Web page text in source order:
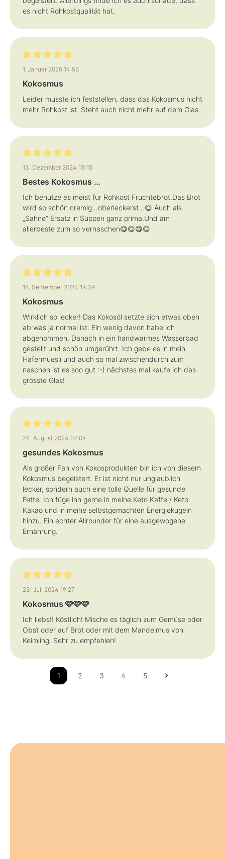
es nicht Rohkostqualität hat.
Bewertung mit 5 von 5 Sternen
1. Januar 2025 14:58
Kokosmus
Leider musste ich feststellen, dass das Kokosmus nicht
mehr Rohkost ist. Steht auch nicht mehr auf dem Glas..
Bewertung mit 5 von 5 Sternen
13. Dezember 2024 13:15
Bestes Kokosmus …
Ich benutze es meist für Rohkost Früchtebrot.Das Brot
wird so schön cremig…oberleckerst…😋 Auch als
„Sahne“ Ersatz in Suppen ganz prima.Und am
allerbeste zum so vernaschen😋😋😋😋
Bewertung mit 5 von 5 Sternen
18. September 2024 19:39
Kokosmus
Wirklich so lecker! Das Kokosöl setzte sich etwas oben
ab was ja normal ist. Ein wenig davon habe ich
abgenommen. Danach in ein handwarmes Wasserbad
gestellt und schön umgerührt. Ich gebe es in mein
Hafermüesli und auch so mal zwischendurch zum
naschen ist es soo gut :-) nächstes mal kaufe ich das
grösste Glas!
Bewertung mit 5 von 5 Sternen
24. August 2024 07:09
gesundes Kokosmus
Als großer Fan von Kokosprodukten bin ich von diesem
Kokosmus begeistert. Er ist nicht nur unglaublich
lecker, sondern auch eine tolle Quelle für gesunde
Fette. Ich füge ihn gerne in meine Keto Kaffe / Keto
Kakao und in meine selbstgemachten Energiekugeln
hinzu. Ein echter Allrounder für eine ausgewogene
Ernährung.
Bewertung mit 5 von 5 Sternen
23. Juli 2024 19:27
Kokosmus 🩷🩷🩷
Ich liebs!! Köstlich! Mische es täglich zum Gemüse oder
Obst oder auf Brot oder mit dem Mandelmus von
Keimling. Sehr zu empfehlen!
1 2 3 4 5